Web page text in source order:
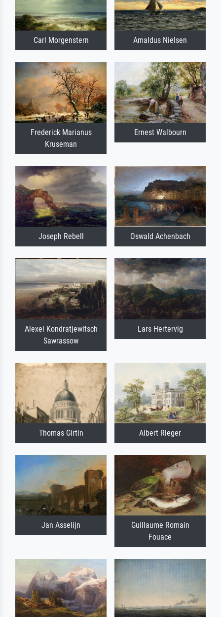
Carl Morgenstern Amaldus Nielsen
Frederick Marianus
Kruseman
Ernest Walbourn
Joseph Rebell Oswald Achenbach
Alexei Kondratjewitsch
Sawrassow
Lars Hertervig
Thomas Girtin Albert Rieger
Jan Asselijn
Guillaume Romain
Fouace